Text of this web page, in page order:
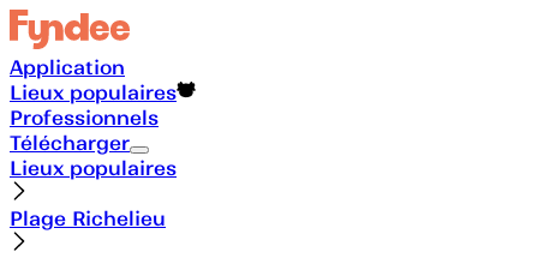
Application
Lieux populaires
Professionnels
Télécharger
Lieux populaires
Plage Richelieu